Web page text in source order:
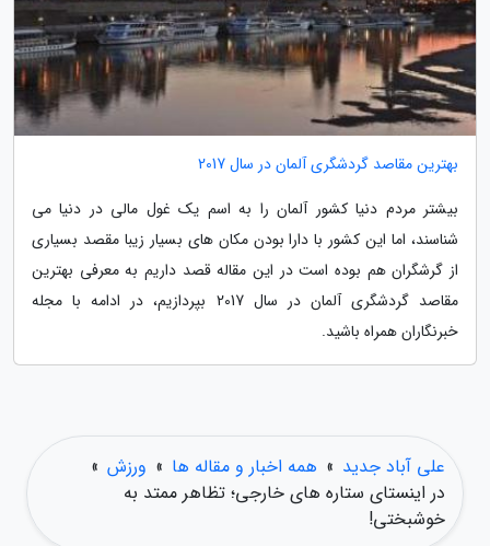
بهترین مقاصد گردشگری آلمان در سال 2017
بیشتر مردم دنیا کشور آلمان را به اسم یک غول مالی در دنیا می
شناسند، اما این کشور با دارا بودن مکان های بسیار زیبا مقصد بسیاری
از گرشگران هم بوده است در این مقاله قصد داریم به معرفی بهترین
مقاصد گردشگری آلمان در سال 2017 بپردازیم، در ادامه با مجله
خبرنگاران همراه باشید.
علی آباد جدید » همه اخبار و مقاله ها » ورزش »
در اینستای ستاره های خارجی؛ تظاهر ممتد به
خوشبختی!